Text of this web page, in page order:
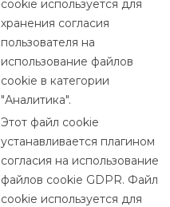
cookie используется для
хранения согласия
пользователя на
использование файлов
cookie в категории
"Аналитика".
Этот файл cookie
устанавливается плагином
согласия на использование
файлов cookie GDPR. Файл
cookie используется для